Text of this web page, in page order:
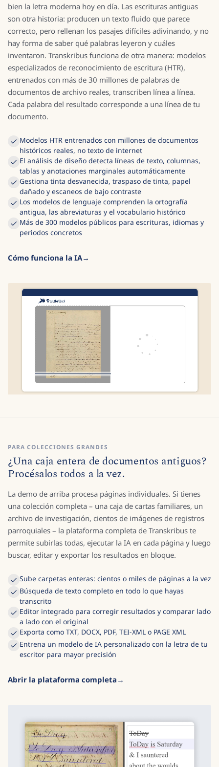
bien la letra moderna hoy en día. Las escrituras antiguas
son otra historia: producen un texto fluido que parece
correcto, pero rellenan los pasajes difíciles adivinando, y no
hay forma de saber qué palabras leyeron y cuáles
inventaron. Transkribus funciona de otra manera: modelos
especializados de reconocimiento de escritura (HTR),
entrenados con más de 30 millones de palabras de
documentos de archivo reales, transcriben línea a línea.
Cada palabra del resultado corresponde a una línea de tu
documento.
Modelos HTR entrenados con millones de documentos
históricos reales, no texto de internet
El análisis de diseño detecta líneas de texto, columnas,
tablas y anotaciones marginales automáticamente
Gestiona tinta desvanecida, traspaso de tinta, papel
dañado y escaneos de bajo contraste
Los modelos de lenguaje comprenden la ortografía
antigua, las abreviaturas y el vocabulario histórico
Más de 300 modelos públicos para escrituras, idiomas y
periodos concretos
Cómo funciona la IA
PARA COLECCIONES GRANDES
¿Una caja entera de documentos antiguos?
Procésalos todos a la vez.
La demo de arriba procesa páginas individuales. Si tienes
una colección completa – una caja de cartas familiares, un
archivo de investigación, cientos de imágenes de registros
parroquiales – la plataforma completa de Transkribus te
permite subirlas todas, ejecutar la IA en cada página y luego
buscar, editar y exportar los resultados en bloque.
Sube carpetas enteras: cientos o miles de páginas a la vez
Búsqueda de texto completo en todo lo que hayas
transcrito
Editor integrado para corregir resultados y comparar lado
a lado con el original
Exporta como TXT, DOCX, PDF, TEI-XML o PAGE XML
Entrena un modelo de IA personalizado con la letra de tu
escritor para mayor precisión
Abrir la plataforma completa